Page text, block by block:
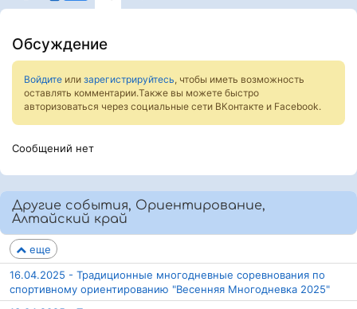
Обсуждение
Войдите или зарегистрируйтесь, чтобы иметь возможность
оставлять комментарии.Также вы можете быстро
авторизоваться через социальные сети ВКонтакте и Facebook.
Сообщений нет
Другие события, Ориентирование,
Алтайский край
еще
16.04.2025 - Традиционные многодневные соревнования по
спортивному ориентированию "Весенняя Многодневка 2025"